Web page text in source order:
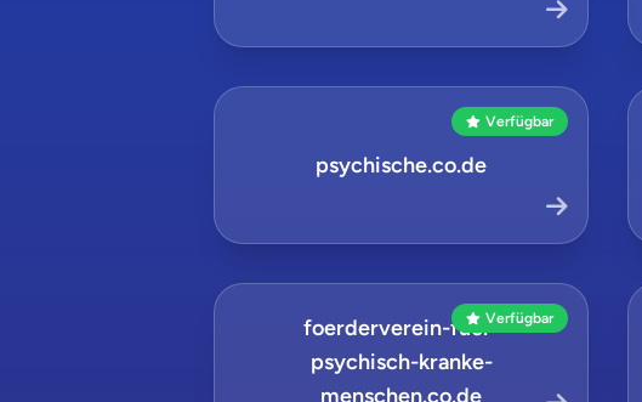
Verfügbar
psychische.co.de
Verfügbar
foerderverein-fuer-
psychisch-kranke-
menschen.co.de